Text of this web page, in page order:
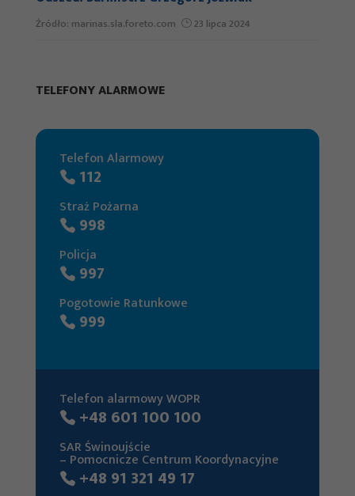
Źródło: 24 czerwca 2020
Źródło: marinas.sla.foreto.com 23 lipca 2024
TELEFONY ALARMOWE
Telefon Alarmowy
112
Straż Pożarna
998
Policja
997
Pogotowie Ratunkowe
999
Telefon alarmowy WOPR
+48 601 100 100
SAR Świnoujście
– Pomocnicze Centrum Koordynacyjne
+48 91 321 49 17
Doświadczenie
twojego przejścia
odwiedzania naszej
strony, zwiększasz